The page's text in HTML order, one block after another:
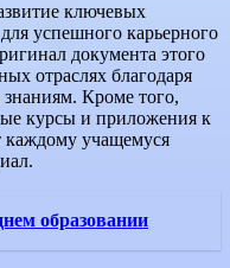
ключевых
успешного карьерного
документа этого
отраслях благодаря
Кроме того,
курсы и приложения к
каждому учащемуся
образовании